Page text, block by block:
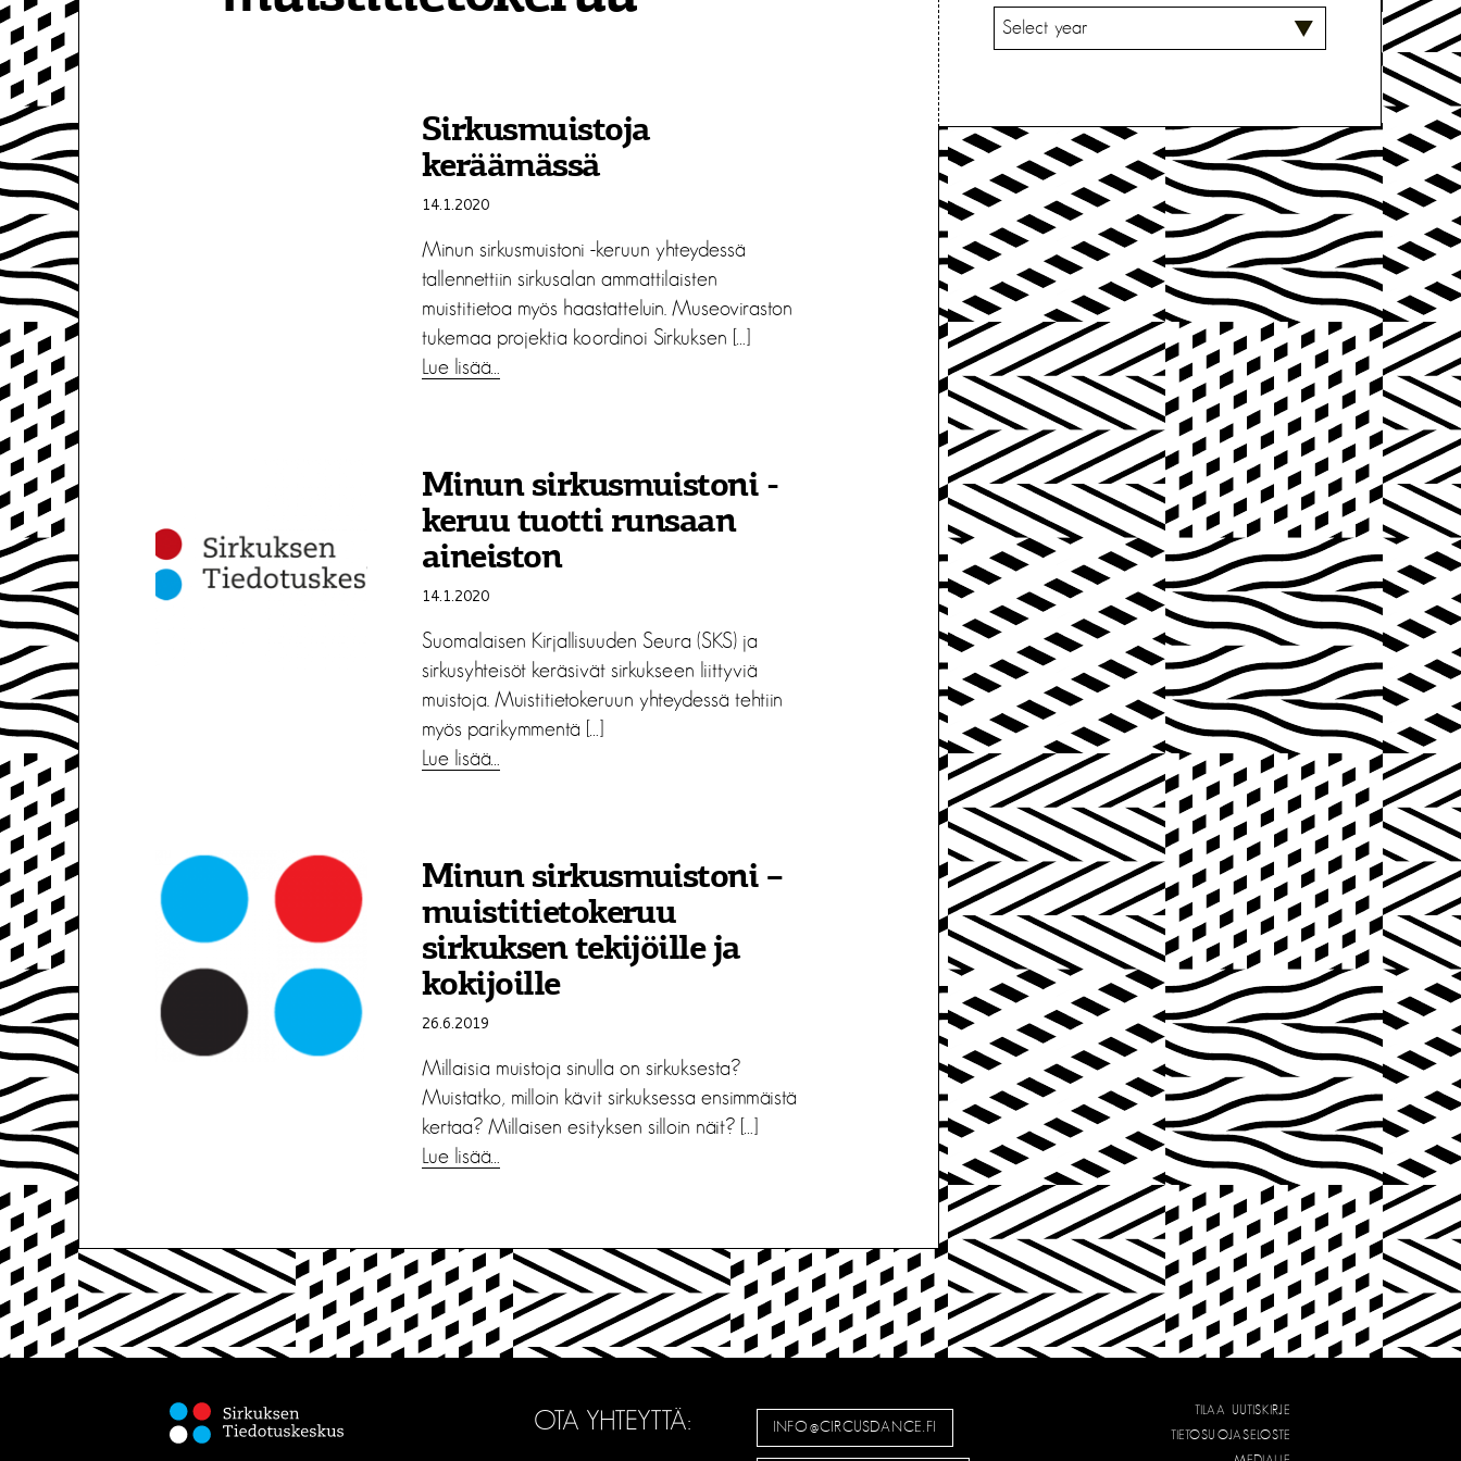
Sirkusmuistoja
keräämässä
14.1.2020
Minun sirkusmuistoni -keruun yhteydessä
tallennettiin sirkusalan ammattilaisten
muistitietoa myös haastatteluin. Museoviraston
tukemaa projektia koordinoi Sirkuksen […]
Lue lisää…
Minun sirkusmuistoni -
keruu tuotti runsaan
aineiston
14.1.2020
Suomalaisen Kirjallisuuden Seura (SKS) ja
sirkusyhteisöt keräsivät sirkukseen liittyviä
muistoja. Muistitietokeruun yhteydessä tehtiin
myös parikymmentä […]
Lue lisää…
Minun sirkusmuistoni –
muistitietokeruu
sirkuksen tekijöille ja
kokijoille
26.6.2019
Millaisia muistoja sinulla on sirkuksesta?
Muistatko, milloin kävit sirkuksessa ensimmäistä
kertaa? Millaisen esityksen silloin näit? […]
Lue lisää…
V
A
T
S
E
OTA YHTEYTTÄ: INFO@CIRCUSDANCE.FI
TILAA UUTISKIRJE
TIETOSUOJASELOSTE